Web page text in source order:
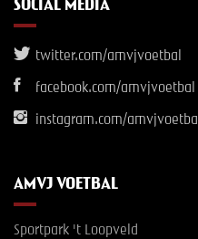
SOCIAL MEDIA
twitter.com/amvjvoetbal
facebook.com/amvjvoetbal
instagram.com/amvjvoetbal
AMVJ VOETBAL
Sportpark 't Loopveld